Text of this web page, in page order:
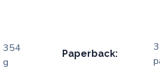
354
g
Paperback: